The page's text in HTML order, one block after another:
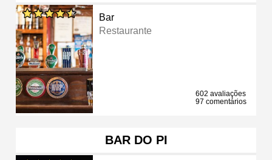
Bar
Restaurante
602 avaliações
97 comentários
BAR DO PI